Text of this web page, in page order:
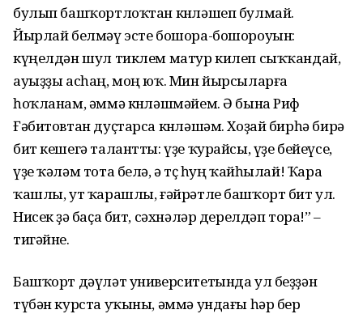
булып башҡортлоҡтан көнләшеп булмай.
Йырлай белмәү эсте бошора-бошороуын:
күңелдән шул тиклем матур килеп сыҡҡандай,
ауыҙҙы асһаң, моң юҡ. Мин йырсыларға
һоҡланам, әммә көнләшмәйем. Ә бына Риф
Ғәбитовтан дуҫтарса көнләшәм. Хоҙай бирһә бирә
бит кешегә талантты: үҙе ҡурайсы, үҙе бейеүсе,
үҙе ҡәләм тота белә, ә төҫ һуң ҡайһылай! Ҡара
ҡашлы, ут ҡарашлы, ғәйрәтле башҡорт бит ул.
Нисек өҙә баҫа бит, сәхнәләр дерелдәп тора!” –
тигәйне.
Башҡорт дәүләт университетында ул беҙҙән
түбән курс­та уҡыны, әммә ундағы һәр бер